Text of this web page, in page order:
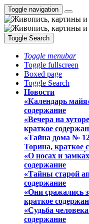
Toggle navigation
Toggle Search
Toggle menubar
Toggle fullscreen
Boxed page
Toggle Search
Новости
«Календарь
содержание
«Вечера на
краткое
«Тайна дома №
Торина, краткое
«О носах и
содержание
«Тайны старой
содержание
«Они сражались
краткое
«Судьба
содержание